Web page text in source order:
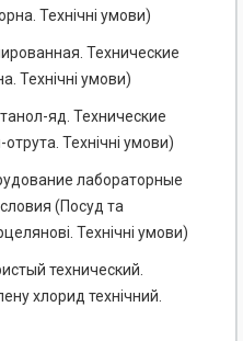
Технічні умови)
Технические
Технічні умови)
яд. Технические
Технічні умови)
лабораторные
(Посуд та
Технічні умови)
технический.
хлорид технічний.